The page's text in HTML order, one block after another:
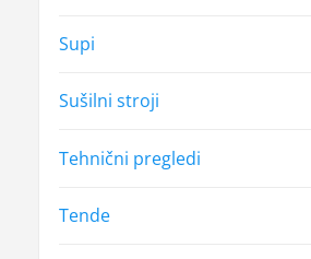
Supi
Sušilni stroji
Tehnični pregledi
Tende